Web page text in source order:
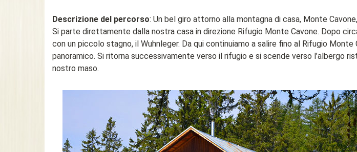
Descrizione del percorso: Un bel giro attorno alla montagna di casa, Monte
Si parte direttamente dalla nostra casa in direzione Rifugio Monte Cavone. Dopo
con un piccolo stagno, il Wuhnleger. Da qui continuiamo a salire fino al Rifugio
panoramico. Si ritorna successivamente verso il rifugio e si scende verso l’albergo
nostro maso.